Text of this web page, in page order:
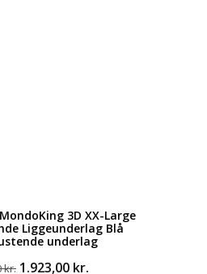
3D XX-Large
Liggeunderlag Blå
underlag
kr. Den
1.923,00 kr.